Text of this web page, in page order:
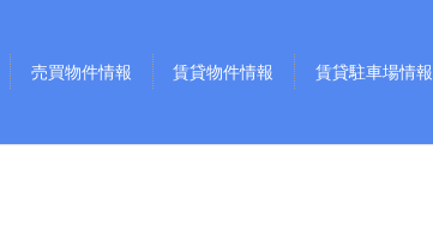
売買物件情報 賃貸物件情報 賃貸駐車場情報